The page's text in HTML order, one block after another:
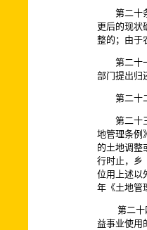
第二十条
更后的现状
整的；由于
第二十一
部门提出归
第二十二
第二十三
地管理条例
的土地调整
行时止，乡
位用上述以
年《土地管
第二十四
益事业使用